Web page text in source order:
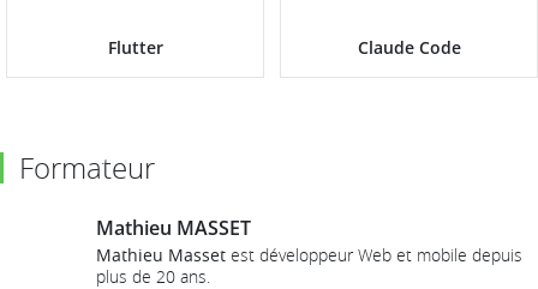
Flutter Claude Code
Formateur
Mathieu MASSET
Mathieu Masset est développeur Web et mobile depuis
plus de 20 ans.